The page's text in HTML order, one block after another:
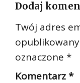
Dodaj
Twój adres
oznaczone *
Komentarz*